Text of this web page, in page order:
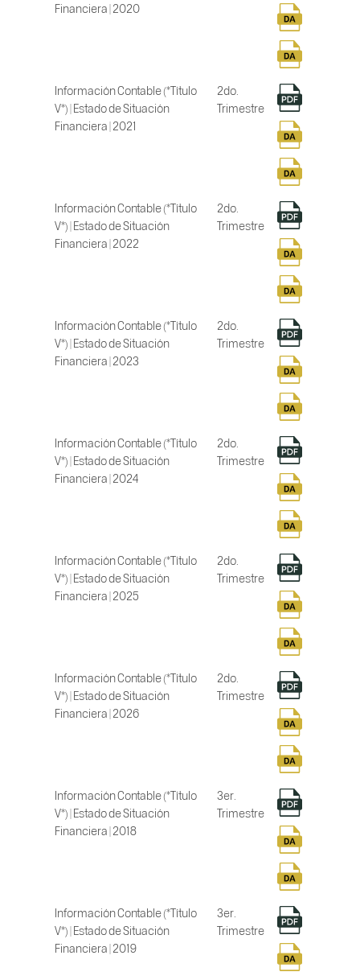
Financiera | 2020
Información Contable (*Título
V*) | Estado de Situación
Financiera | 2021
2do.
Trimestre
Información Contable (*Título
V*) | Estado de Situación
Financiera | 2022
2do.
Trimestre
Información Contable (*Título
V*) | Estado de Situación
Financiera | 2023
2do.
Trimestre
Información Contable (*Título
V*) | Estado de Situación
Financiera | 2024
2do.
Trimestre
Información Contable (*Título
V*) | Estado de Situación
Financiera | 2025
2do.
Trimestre
Información Contable (*Título
V*) | Estado de Situación
Financiera | 2026
2do.
Trimestre
Información Contable (*Título
V*) | Estado de Situación
Financiera | 2018
3er.
Trimestre
Información Contable (*Título
V*) | Estado de Situación
Financiera | 2019
3er.
Trimestre